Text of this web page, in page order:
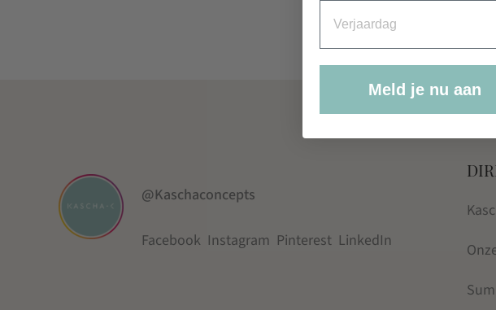
@Kaschaconcepts
Facebook Instagram Pinterest LinkedIn
Meld je nu aan